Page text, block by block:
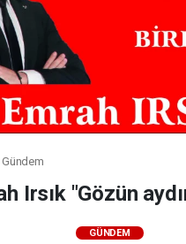
Gündem
Irsık "Gözün
GÜNDEM